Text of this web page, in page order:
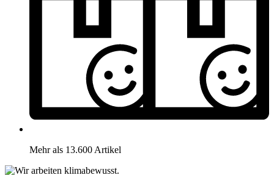
Mehr als 13.600 Artikel